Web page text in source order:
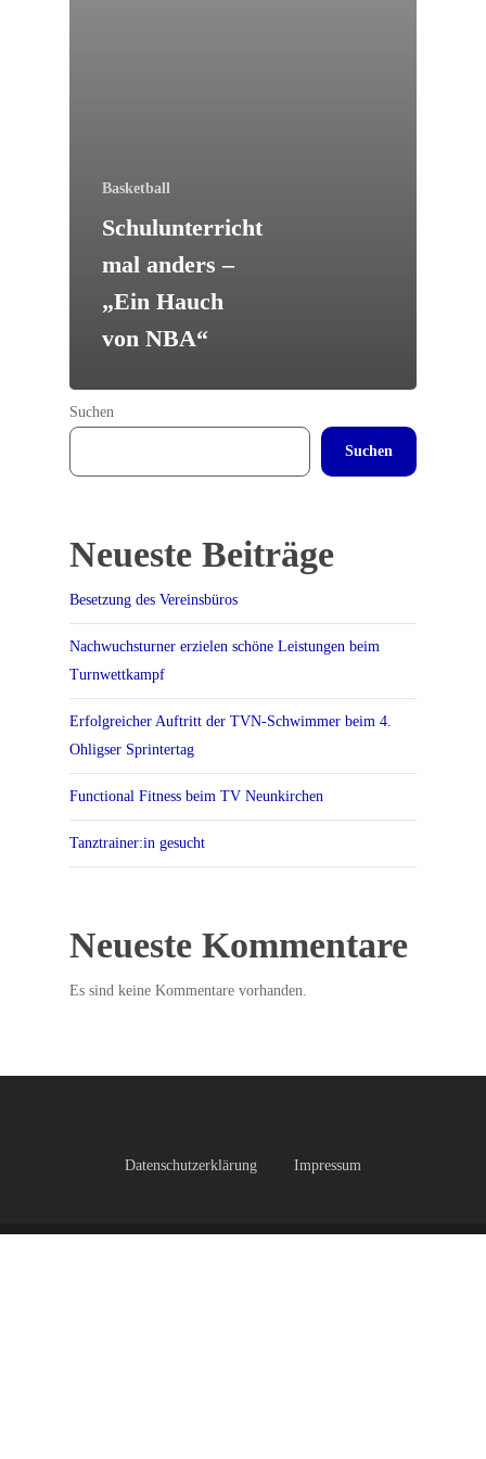
Basketball
Schulunterricht
mal anders –
„Ein Hauch
von NBA“
Suchen
Suchen
Neueste Beiträge
Besetzung des Vereinsbüros
Nachwuchsturner erzielen schöne Leistungen beim
Turnwettkampf
Erfolgreicher Auftritt der TVN-Schwimmer beim 4.
Ohligser Sprintertag
Functional Fitness beim TV Neunkirchen
Tanztrainer:in gesucht
Neueste Kommentare
Es sind keine Kommentare vorhanden.
Datenschutzerklärung Impressum